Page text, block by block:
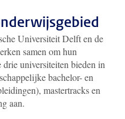
Universiteit Delft en de
samen om hun
universiteiten bieden in
bachelor- en
mastertracks en
aan.